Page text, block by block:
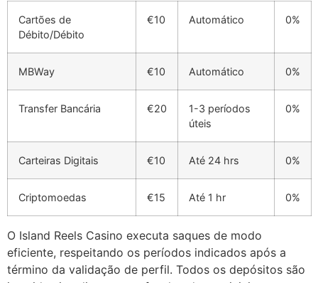
Hacklink
satın al
panel
panel
panel
Cartões de
Débito/Débito
€10 Automático 0%
MBWay €10 Automático 0%
Transfer Bancária €20
1-3 períodos
úteis
0%
Carteiras Digitais €10 Até 24 hrs 0%
Criptomoedas €15 Até 1 hr 0%
O Island Reels Casino executa saques de modo
eficiente, respeitando os períodos indicados após a
término da validação de perfil. Todos os depósitos são